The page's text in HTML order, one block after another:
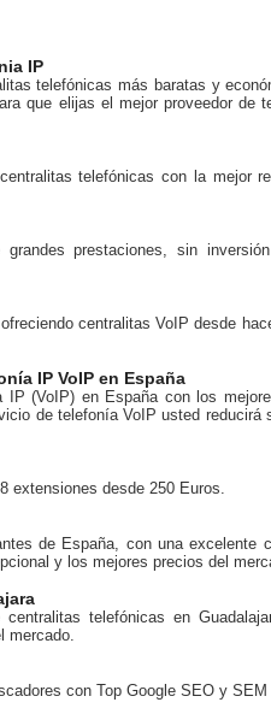
IP
telefónicas más baratas y
que elijas el mejor proveedor de
telefónicas con la mejor
grandes prestaciones, sin
centralitas VoIP desde
IP VoIP en España
IP (VoIP) en España con los
de telefonía VoIP usted reducirá
extensiones desde 250 Euros.
de España, con una excelente
y los mejores precios del
telefónicas en
mercado.
con Top Google SEO y SEM